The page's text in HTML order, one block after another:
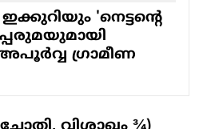
'നെട്ടന്റെ
ഗ്രാമീണ